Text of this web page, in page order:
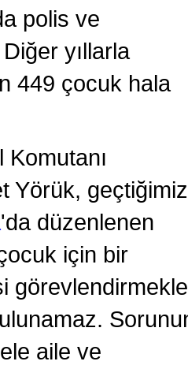
polis ve
yıllarla
449 çocuk hala
Yörük, geçtiğimiz
'da düzenlenen
için bir
görevlendirmekle
aile ve